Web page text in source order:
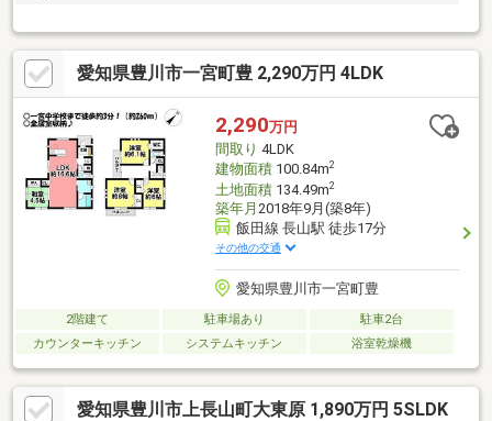
愛知県豊川市一宮町豊 2,290万円 4LDK
2,290万円
間取り 4LDK
建物面積100.84m2
土地面積134.49m2
築年月 2018年9月(築8年)
飯田線 長山駅 徒歩17分
その他の交通
愛知県豊川市一宮町豊
2階建て 駐車場あり
駐車2台
カウンターキッチン
システムキッチン 浴室乾燥機
愛知県豊川市上長山町大東原 1,890万円 5SLDK